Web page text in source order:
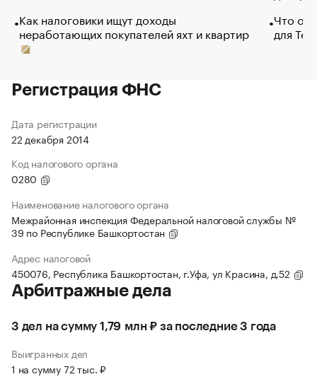
Как налоговики ищут доходы
неработающих покупателей яхт и квартир
Что
для
Регистрация ФНС
Дата регистрации
22 декабря 2014
Код налогового органа
0280
Наименование налогового органа
Межрайонная инспекция Федеральной налоговой службы №
39 по Республике Башкортостан
Адрес налоговой
450076, Республика Башкортостан, г.Уфа, ул Красина, д.52
Арбитражные дела
3 дел на сумму 1,79 млн ₽ за последние 3 года
Выигранных дел
1 на сумму 72 тыс. ₽